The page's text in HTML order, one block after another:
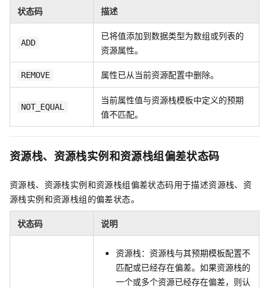
状态码 描述
ADD
已将值添加到数据类型为数组或列表的
资源属性。
REMOVE 属性已从当前资源配置中删除。
NOT_EQUAL
当前属性值与资源栈模板中定义的预期
值不匹配。
资源栈、资源栈实例和资源栈组偏差状态码
资源栈、资源栈实例和资源栈组偏差状态码用于描述资源栈、资
源栈实例和资源栈组的偏差状态。
状态码 说明
资源栈：资源栈与其预期模板配置不
匹配或已经存在偏差。如果资源栈的
一个或多个资源已经存在偏差，则认